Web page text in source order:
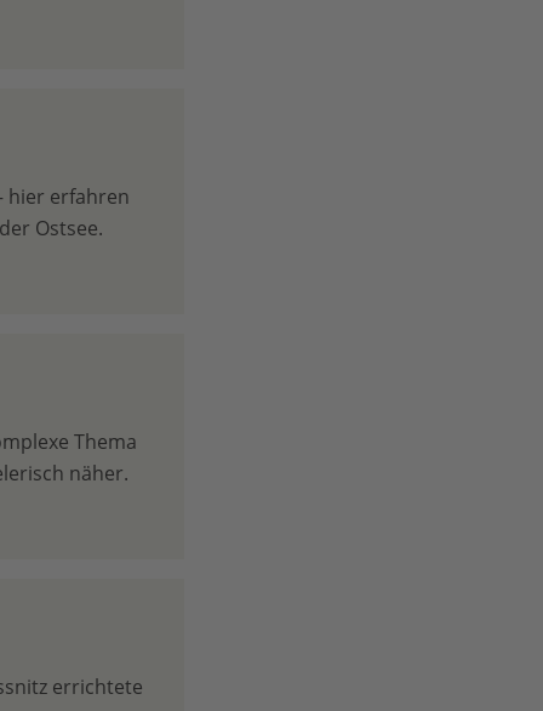
hier erfahren
Ostsee.
Thema
näher.
errichtete